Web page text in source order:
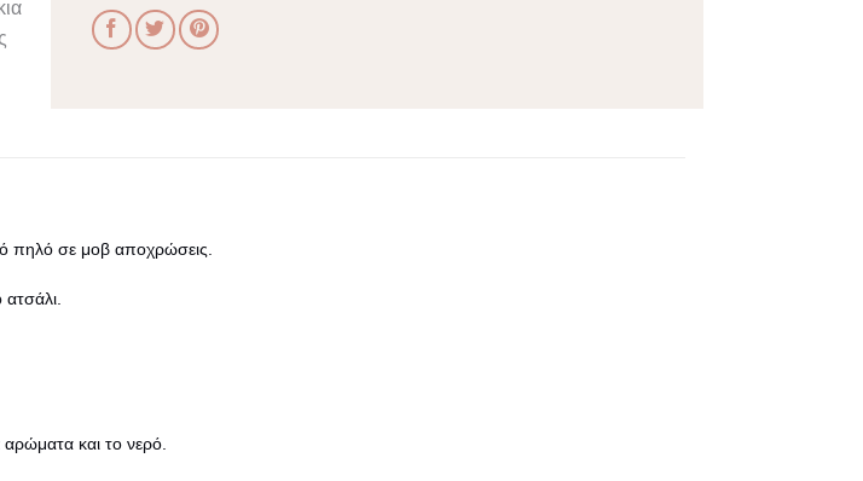
πηλό σε μοβ αποχρώσεις.
και το νερό.